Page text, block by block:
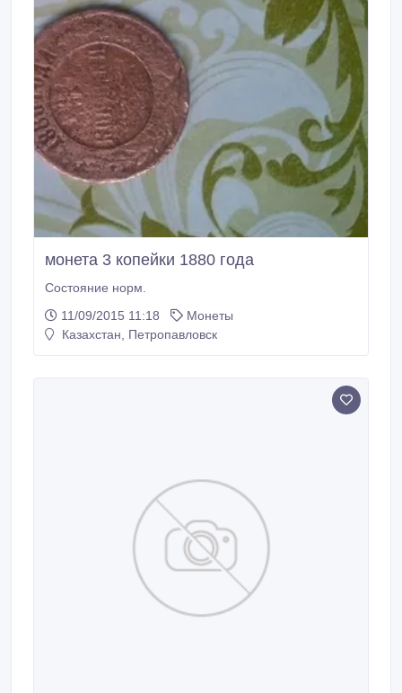
монета 3 копейки 1880 года
Состояние норм.
11/09/2015 11:18
Монеты
Казахстан, Петропавловск